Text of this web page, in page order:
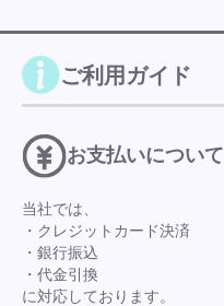
ご利用ガイド
お支払いについて
当社では、
・クレジットカード決済
・銀行振込
・代金引換
に対応しております。